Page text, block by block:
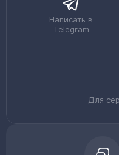
Написать в
Telegram
Для